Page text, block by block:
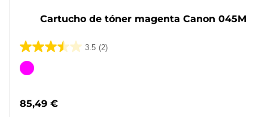
Cartucho de tóner magenta Canon 045M
3.5 (2)
3.5
de
2
Cartucho
85,49 €